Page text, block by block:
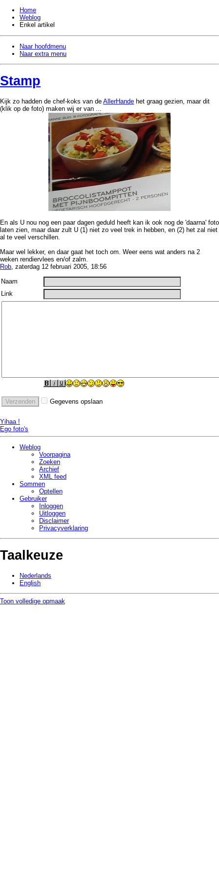
Home
Weblog
Enkel artikel
Naar hoofdmenu
Naar extra menu
Stamp
Kijk zo hadden de chef-koks van de AllerHande het graag gezien, maar dit
(klik op de foto) maken wij er van ...
En als U nou nog een paar dagen geduld heeft kan ik ook nog de 'daarna' foto
laten zien, maar daar zult U (1) niet zo veel trek in hebben, en (2) het zal niet
al te veel verschillen.
Maar wel lekker, en daar gaat het toch om. Weer eens wat anders na 2
weken rendiervlees en/of zalm.
Rob, zaterdag 12 februari 2005, 18:56
Naam
Link
Gegevens opslaan
Yihaa !
Ego foto's
Weblog
Voorpagina
Zoeken
Archief
XML feed
Sommen
Optellen
Gebruiker
Inloggen
Uitloggen
Disclaimer
Privacy­verklaring
Taalkeuze
Nederlands
English
Toon volledige opmaak